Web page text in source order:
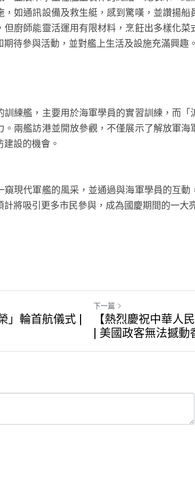
如通訊設備及救生艇，感到驚嘆，並讚揚船
廚師能靈活運用有限材料，烹飪出多樣化菜
待參與活動，並對艦上生活及設施充滿興趣。
訓練艦，主要用於海軍學員的實習訓練，而
兩艦訪港並開放參觀，不僅展示了解放軍海
設的機會。
現代軍艦的風采，並通過與海軍學員的互動
將吸引更多市民參與，成為國慶期間的一大
」輪首航儀式 |
下一篇
【熱烈慶祝中華人
| 美國政客無法撼動